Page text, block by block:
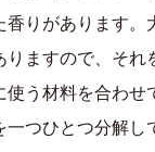
香りがあります。
ますので、それ
使う材料を合わせ
つひとつ分解し